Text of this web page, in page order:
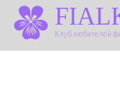
Клуб любителей